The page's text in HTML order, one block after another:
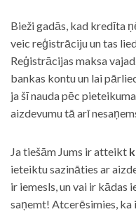
Bieži gadās, kad kredīta
veic reģistrāciju un tas
Reģistrācijas maksa
bankas kontu un lai
ja šī nauda pēc
aizdevumu tā arī
Ja tiešām Jums ir atteikt
ieteiktu sazināties ar
ir iemesls, un vai ir kādas
saņemt! Atcerēsimies, ka